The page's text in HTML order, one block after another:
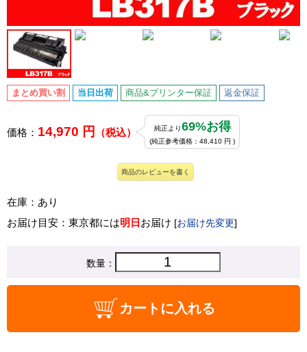
まとめ買い割 当日出荷 商品&プリンター保証 返金保証
価格： 14,970 円 （税込） 純正より69%お得
(純正参考価格：48,410 円 )
商品のレビューを書く
在庫：あり
お届け目安：東京都には明日 お届け [お届け先変更]
数量：
カートに入れる